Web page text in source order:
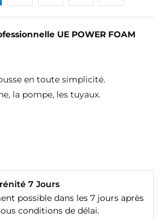
UE POWER FOAM
en toute simplicité.
la pompe, les tuyaux.
7 Jours
possible dans les 7 jours après
conditions de délai.